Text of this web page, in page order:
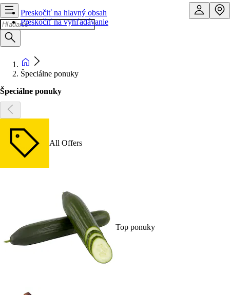
Preskočiť na hlavný obsah
Preskočiť na vyhľadávanie
Špeciálne ponuky
Špeciálne ponuky
All Offers
Top ponuky